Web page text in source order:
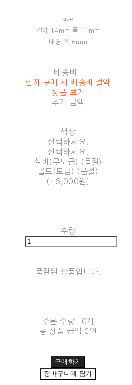
size
길이 14mm 폭 11mm
내경 폭 6mm
배송비 -
함께 구매 시 배송비 절약
상품 보기
추가 금액
색상
선택하세요.
선택하세요.
실버(무도금) (품절)
골드(도금) (품절)
(+6,000원)
수량
품절된 상품입니다.
주문 수량
0개
총 상품 금액 0원
구매하기
장바구니에 담기